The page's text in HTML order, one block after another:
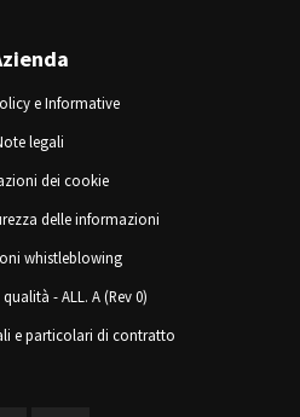
e Informative
legali
dei cookie
delle informazioni
whistleblowing
- ALL. A (Rev 0)
e particolari di contratto